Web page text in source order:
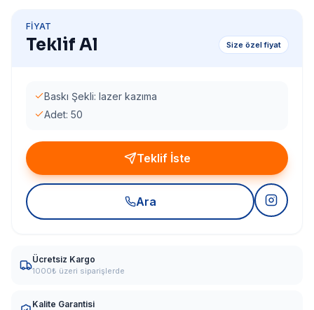
FIYAT
Teklif Al Size özel fiyat
Baskı Şekli: lazer kazıma
Adet: 50
Teklif İste
Ara
Ücretsiz Kargo
1000₺ üzeri siparişlerde
Kalite Garantisi